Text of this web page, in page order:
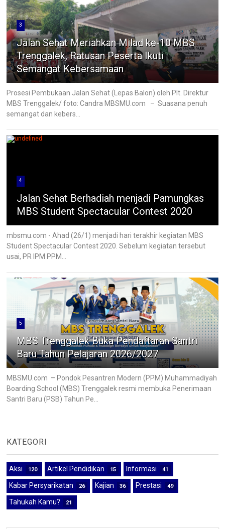
3
Jalan Sehat Meriahkan Milad ke-10 MBS
Trenggalek, Ratusan Peserta Ikuti
Semangat Kebersamaan
Prosesi Pembukaan Jalan Sehat (Lepas Balon) oleh Plt. Direktur
MBS Trenggalek/ foto: Candra MBSMU.com – Suasana penuh
semangat dan kebers...
4
Jalan Sehat Berhadiah menjadi Pamungkas
MBS Student Spectacular Contest 2020
mbsmu.com - Ahad (26/1) menjadi hari terakhir kegiatan MBS
Student Spectacular Contest 2020. Sebelum kegiatan tersebut
usai, PR IPM PPM...
5
MBS Trenggalek Buka Pendaftaran Santri
Baru Tahun Pelajaran 2026/2027
MBSMU.com – Pondok Pesantren Modern (PPM) Muhammadiyah
Boarding School (MBS) Trenggalek resmi membuka Penerimaan
Santri Baru (PSB) Tahun Pe...
KATEGORI
Aksi 120 Artikel Pendidikan 15 Informasi 41
Kabar Persyarikatan 26 Kajian 36 Prestasi 49
Tahukah Kamu? 21